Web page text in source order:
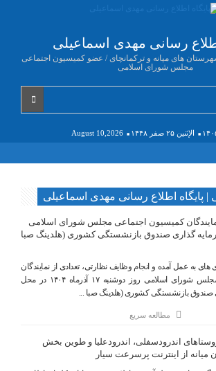
رسانی مهدی اسماعیلی
های میانه و ترکمانچای / عضو کمیسیون اجتماعی
مجلس شورای اسلامی
۱۹ الإثنين ۲۵ صفر ۱۴۴۸ August 10,2026
| پایگاه اطلاع رسانی مهدی اسماعیلی
کمیسیون اجتماعی مجلس شورای اسلامی
گذاری صندوق بازنشستگی کشوری (هلدینگ صبا
های به عمل آمده و انجام وظایف نظارتی، تعدادی از نمایندگان
کمیسیون اجتماعی مجلس شورای اسلامی روز دوشنبه ۱۷ آذرماه ۱۴۰۴ در محل
بازنشستگی کشوری (هلدینگ صبا ...
مطالعه سریع
اندرودسفلی، اندرودعلیا و طوین بخش
میانه از اینترنت پرسرعت سیار